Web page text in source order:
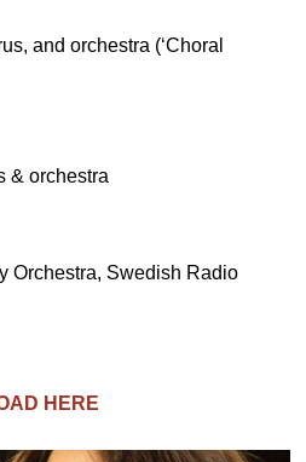
and orchestra (‘Choral
& orchestra
Orchestra, Swedish Radio
HERE